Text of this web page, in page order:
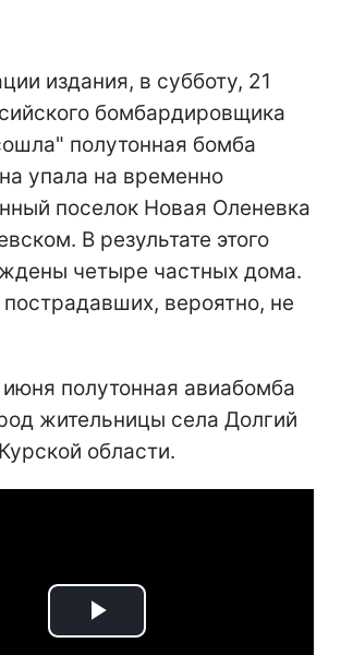
издания, в субботу, 21
бомбардировщика
полутонная бомба
упала на временно
поселок Новая Оленевка
В результате этого
четыре частных дома.
вероятно, не
полутонная авиабомба
жительницы села Долгий
области.
Play